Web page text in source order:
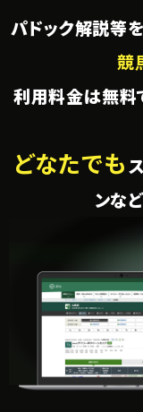
パドック解説等
競
利用料金は無料
どなたでも
ンな